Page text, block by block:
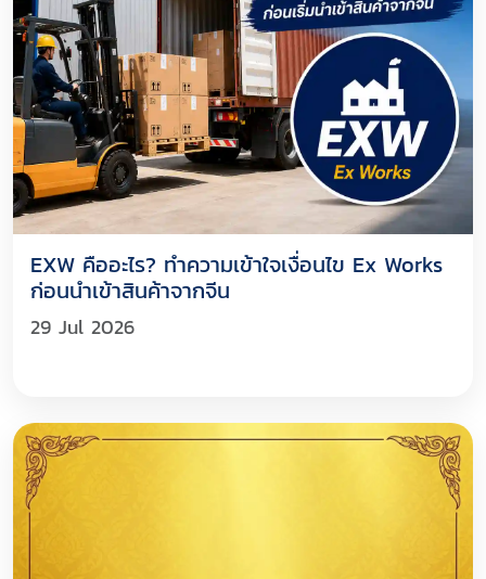
EXW คืออะไร? ทำความเข้าใจเงื่อนไข Ex Works
ก่อนนำเข้าสินค้าจากจีน
29 Jul 2026